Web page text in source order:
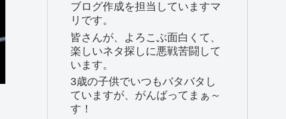
ブログ作成を担当していますマ
リです。
皆さんが、よろこぶ面白くて、
楽しいネタ探しに悪戦苦闘して
います。
3歳の子供でいつもバタバタし
ていますが、がんばってまぁ～
す！